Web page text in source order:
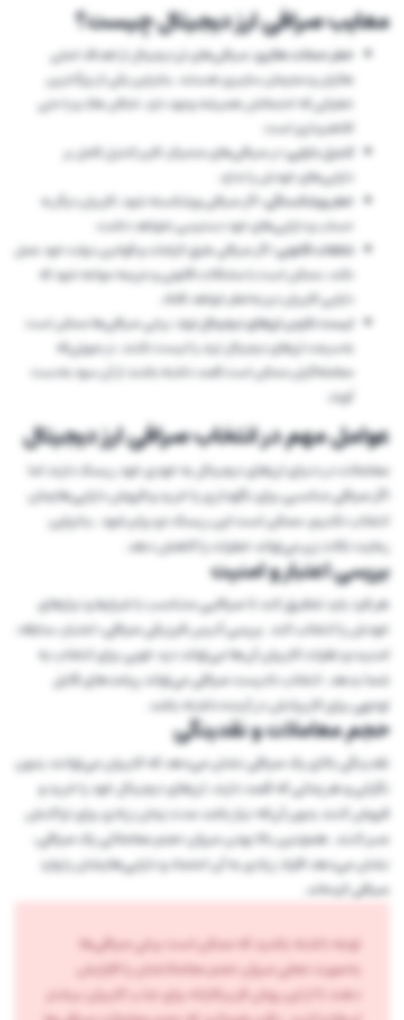
معایب صرافی ارز دیجیتال چیست؟
خطر حملات هکری:صرافی‌های ارز دیجیتال از اهداف اصلی
هکران و مجرمان سایبری هستند. بنابراین یکی از بزرگ‌ترین
خطراتی که احتمالش همیشه وجود دارد، امکان هک و یا حتی
کلاهبرداری است.
کنترل دارایی‌:در صرافی‌های متمرکز، کاربر کنترل کامل بر
دارایی‌های خودش را ندارد.
خطر ورشکستگی: اگر صرافی‌ ورشکسته شود، کاربران دیگر به
حساب‌ و دارایی‌های خود دسترسی نخواهد داشت.
تخلفات قانونی: اگر صرافی طبق الزامات و قوانین دولت خود عمل
نکند، ممکن است با مشکلات قانونی و جریمه مواجه شود که
دارایی کاربران نیز به‌خطر خواهد افتاد.
لیست نکردن ارزهای دیجیتال ترند : برخی صرافی‌ها ممکن است
به‌سرعت ارزهای دیجیتال ترند را لیست نکنند. در صورتی‌که
معامله‌گران ممکن است قصد داشته باشند از آن سود به‌دست
آورند.
عوامل مهم در انتخاب صرافی ارز دیجیتال
معاملات در دنیای ارزهای دیجیتال به خودی خود ریسک دارند اما
اگر صرافی مناسبی برای نگهداری یا خرید و فروش دارایی‌هایمان
انتخاب نکنیم، ممکن است این ریسک دو برابر شود. بنابراین
رعایت نکات زیر می‌تواند خطرات را کاهش دهد.
بررسی اعتبار و امنیت
هر فرد باید تحقیق کند تا صرافیی متناسب با شرایط و نیازهای
خودش را انتخاب کند. بررسی آدرس فیزیکی صرافی، اعتبار، سابقه،
امنیت و نظرات کاربران آن‌ها می‌تواند دید خوبی برای انتخاب به
شما بدهد. انتخاب نادرست صرافی می‌تواند پیامدهای قابل
توجهی برای کاربرانش در آینده داشته باشد.
حجم معاملات و نقدینگی
نقدینگی بالای یک صرافی نشان می‌دهد که کاربران می‌توانند بدون
نگرانی و هر زمانی که قصد دارند، ارزهای دیجیتال خود را خرید و
فروش کنند بدون آن‌که نیاز باشد مدت زمان زیادی برای تراکنش
صبر کنند. همچنین بالا بودن میزان حجم معاملاتی یک صرافی،
نشان می‌دهد افراد زیادی به آن اعتماد و دارایی‌هایشان را وارد
صرافی کرده‌اند.
توجه داشته باشید که ممکن است برخی صرافی‌ها
به‌صورت جعلی میزان حجم معاملاتشان را افزایش
دهند تا از این روش فریبکارانه برای جذب کاربران بیشتر